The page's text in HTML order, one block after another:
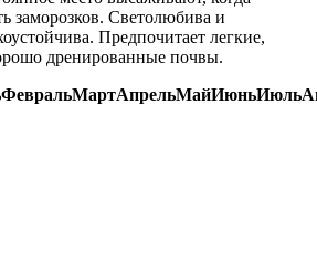
заморозков. Светолюбива и
Предпочитает легкие,
дренированные почвы.
ФевральМартАпрельМайИюньИюль